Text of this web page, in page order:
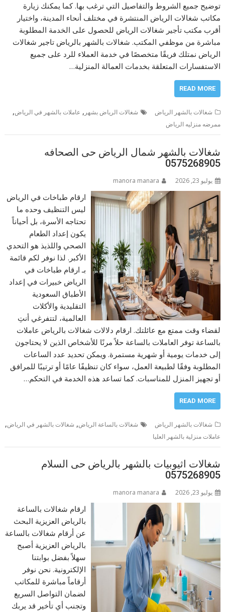
توضيح جميع الشروط والتفاصيل التي ترغب بها. كما يمكنك زيارة
مكاتب شغالات الرياض المنتشرة في مختلف أنحاء المدينة، واختيار
أقرب مكتب تأجير شغالات الرياض للحصول على الخدمة المطلوبة
مباشرة من موظفي المكتب. شغالات بالشهر بالرياض تاجير شغالات
الرياض نمتلك فريقًا متخصصًا في خدمة العملاء للرد على جميع
الاستفسارات المتعلقة بخدمات العمالة المنزلية…
READ MORE
شغالات بالشهر الرياض شغالات الرياض بشهر , عاملات بالشهر في الرياض,
ممرضه منزليه الرياض
شغالات بالشهر شمال الرياض حى الصحافه
0575268905
يوليو 23, 2026 manora manara
ارقام طباخات في الرياض
ليس التنظيف وحده ما
تحتاجه الأسرة، بل أحياناً
يكون إعداد الطعام
الصحي واللذيذ هو التحدي
الأكبر. لذا نوفر لكم قائمة
بـ ارقام طباخات في
الرياض خبيرات في إعداد
الأطباق السعودية
التقليدية والأكلات
العالمية، لتتفرغي أنتِ
لقضاء وقت ممتع مع عائلتك. ارقام دلالات شغالات بالرياض عاملات
بالساعة توفر العاملات بالساعة حلاً مرنًا للأشخاص الذين لا يحتاجون
إلى خدمات يومية أو شهرية مستمرة. ويمكن تحديد عدد الساعات
المطلوبة وفقًا لطبيعة العمل، سواء كان تنظيفًا عامًا أو ترتيبًا للمرافق
أو تجهيز المنزل للمناسبات. كما تساعد هذه الخدمة في التحكم…
READ MORE
شغالات بالشهر الرياض شغالات بالساعة الرياض, شغالات بالشهر في الرياض,
عاملات منزلية بالشهر العليا
شغالات اثيوبيات بالشهر بالرياض حى السلام
0575268905
يوليو 23, 2026 manora manara
ارقام شغالات بالساعة
بالرياض العزيزية البحث
عن أرقام شغالات بالساعة
بالرياض العزيزية أصبح
سهلاً بفضل بوابتنا
الإلكترونية. نحن نوفر
أرقاماً مباشرة للمكاتب
لضمان التواصل السريع
وتجنب أي تأخير قد يربك